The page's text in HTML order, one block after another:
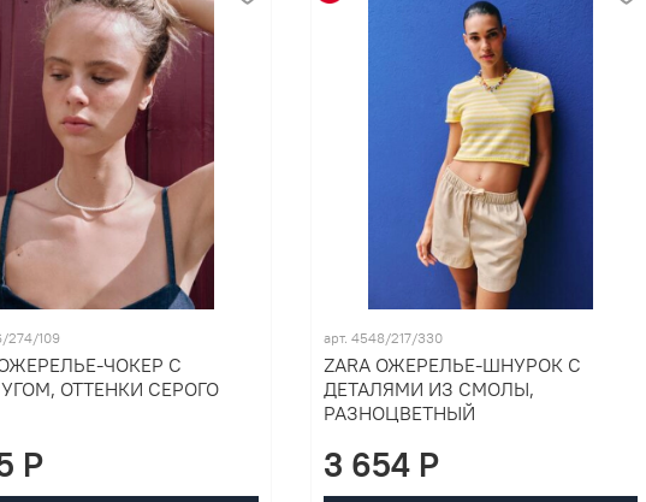
274/109
ОЖЕРЕЛЬЕ-ЧОКЕР С
ОТТЕНКИ СЕРОГО
P
арт. 4548/217/330
ZARA ОЖЕРЕЛЬЕ-ШНУРОК С
ДЕТАЛЯМИ ИЗ СМОЛЫ,
РАЗНОЦВЕТНЫЙ
3 654 P